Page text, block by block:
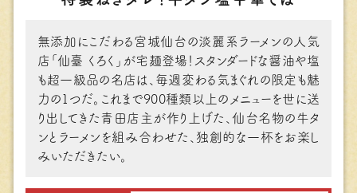
無添加にこだわる宮城仙台の淡麗系ラーメンの⼈気
店「仙臺 くろく」が宅麺登場！スタンダードな醤油や塩
も超⼀級品の名店は、毎週変わる気まぐれの限定も魅
⼒の1つだ。これまで900種類以上のメニューを世に送
り出してきた⻘⽥店主が作り上げた、仙台名物の⽜タ
ンとラーメンを組み合わせた、独創的な⼀杯をお楽し
みいただきたい。